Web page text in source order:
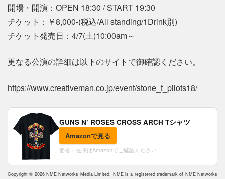
開場・開演：OPEN 18:30 / START 19:30
チケット：￥8,000-(税込/All standing/1Drink別)
チケット発売日：4/7(土)10:00am～
更なる公演の詳細は以下のサイトで御確認ください。
https://www.creativeman.co.jp/event/stone_t_pilots18/
GUNS N’ ROSES CROSS ARCH Tシャツ
Amazonで見る
価格・在庫はAmazonでご確認ください
Copyright © 2026 NME Networks Media Limited. NME is a registered trademark of NME Networks